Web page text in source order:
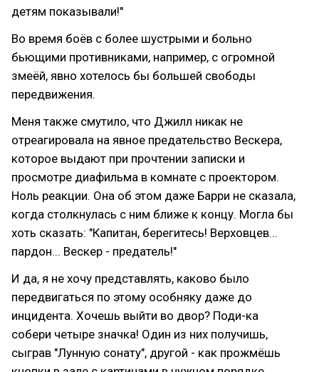
детям показывали!"
Во время боёв с более шустрыми и больно
бьющими противниками, например, с огромной
змеёй, явно хотелось бы большей свободы
передвижения.
Меня также смутило, что Джилл никак не
отреагировала на явное предательство Вескера,
которое выдают при прочтении записки и
просмотре диафильма в комнате с проектором.
Ноль реакции. Она об этом даже Барри не сказала,
когда столкнулась с ним ближе к концу. Могла бы
хоть сказать: "Капитан, берегитесь! Верховцев...
пардон... Вескер - предатель!"
И да, я не хочу представлять, каково было
передвигаться по этому особняку даже до
инцидента. Хочешь выйти во двор? Поди-ка
собери четыре значка! Один из них получишь,
сыграв "Лунную сонату", другой - как прожмёшь